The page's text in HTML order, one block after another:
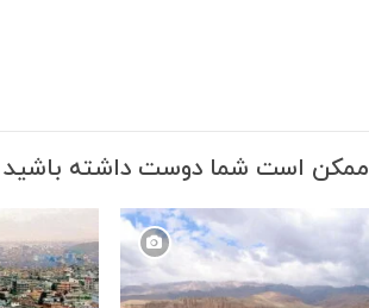
ممکن است شما دوست داشته باشید